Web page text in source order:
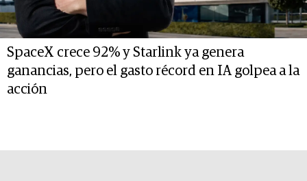
SpaceX crece 92% y Starlink ya genera
ganancias, pero el gasto récord en IA golpea a la
acción